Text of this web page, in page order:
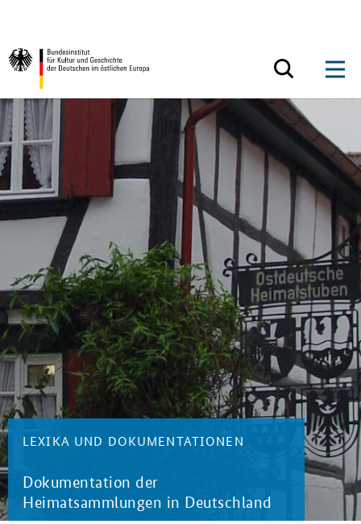
Zurück zur Startseite
LEXIKA UND DOKUMENTATIONEN
Dokumentation der
Heimatsammlungen in Deutschland